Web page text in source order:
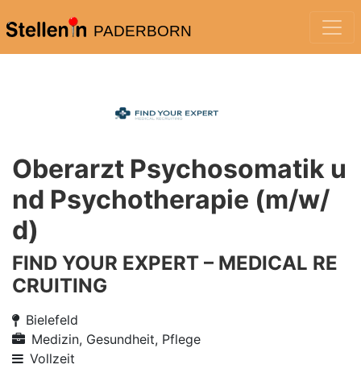
PADERBORN
Oberarzt Psychosomatik u
nd Psychotherapie (m/w/
d)
FIND YOUR EXPERT – MEDICAL RE
CRUITING
Bielefeld
Medizin, Gesundheit, Pflege
Vollzeit